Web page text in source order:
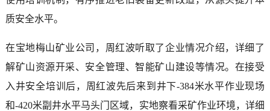
质安全水平。
在宝地梅山矿业公司，周红波听取了企业情况介绍，详细了
解矿山资源开采、安全管理、智能矿山建设等情况。在接受
入井安全培训后，周红波先后来到井下-384米水平作业现场
和-420米副井水平马头门区域，实地察看采矿作业环境，详细